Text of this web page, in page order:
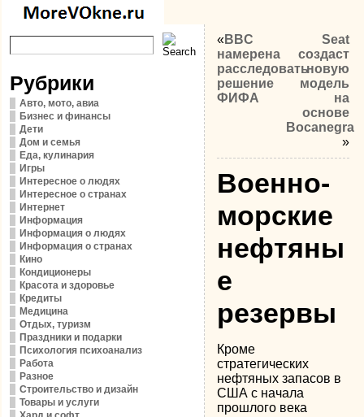
Рубрики
Авто, мото, авиа
Бизнес и финансы
Дети
Дом и семья
Еда, кулинария
Игры
Интересное о людях
Интересное о странах
Интернет
Информация
Информация о людях
Информация о странах
Кино
Кондиционеры
Красота и здоровье
Кредиты
Медицина
Отдых, туризм
Праздники и подарки
Психология психоанализ
Работа
Разное
Строительство и дизайн
Товары и услуги
«BBC
намерена
расследовать
решение
ФИФА
Seat
создаст
новую
модель
на
основе
Bocanegra
»
Военно-
морские
нефтяны
е
резервы
Кроме
стратегических
нефтяных запасов в
США с начала
прошлого века